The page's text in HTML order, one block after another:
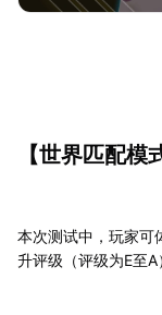
【世界匹配模
本次测试中，玩家可
升评级（评级为E至A